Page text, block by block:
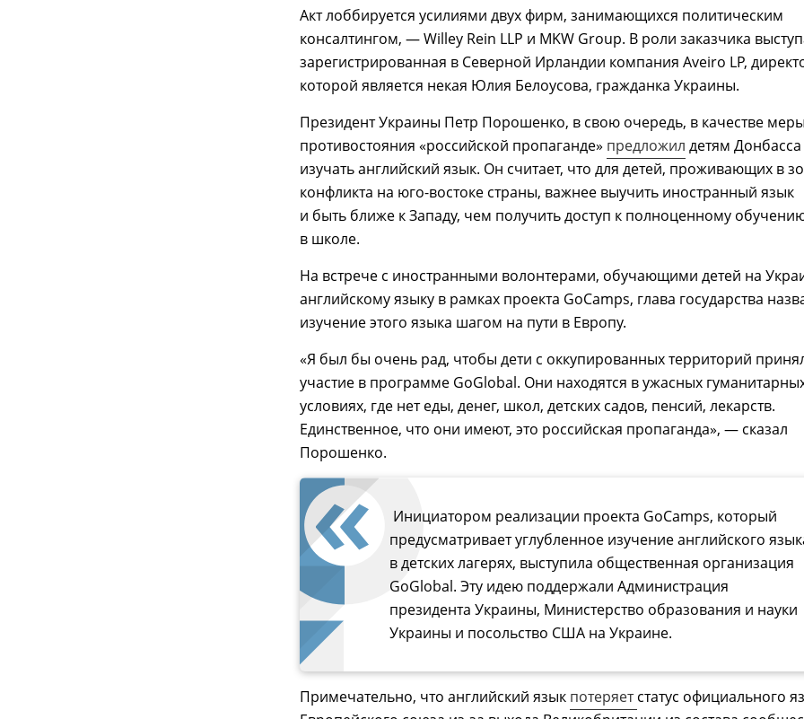
Акт лоббируется усилиями двух фирм, занимающихся политическим
консалтингом, — Willey Rein LLP и MKW Group. В роли заказчика
зарегистрированная в Северной Ирландии компания Aveiro LP,
которой является некая Юлия Белоусова, гражданка Украины.
Президент Украины Петр Порошенко, в свою очередь, в качестве
противостояния «российской пропаганде» предложил детям Донбасса
изучать английский язык. Он считает, что для детей, проживающих в
конфликта на юго-востоке страны, важнее выучить иностранный язык
и быть ближе к Западу, чем получить доступ к полноценному
в школе.
На встрече с иностранными волонтерами, обучающими детей на
английскому языку в рамках проекта GoCamps, глава государства
изучение этого языка шагом на пути в Европу.
«Я был бы очень рад, чтобы дети с оккупированных территорий
участие в программе GoGlobal. Они находятся в ужасных
условиях, где нет еды, денег, школ, детских садов, пенсий, лекарств.
Единственное, что они имеют, это российская пропаганда», — сказал
Порошенко.
Инициатором реализации проекта GoCamps, который
предусматривает углубленное изучение английского
в детских лагерях, выступила общественная организация
GoGlobal. Эту идею поддержали Администрация
президента Украины, Министерство образования и науки
Украины и посольство США на Украине.
Примечательно, что английский язык потеряетстатус официального